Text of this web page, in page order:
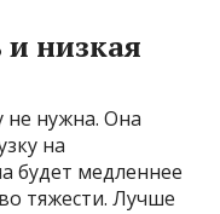
и низкая
нужна. Она
на
будет медленнее
тяжести. Лучше